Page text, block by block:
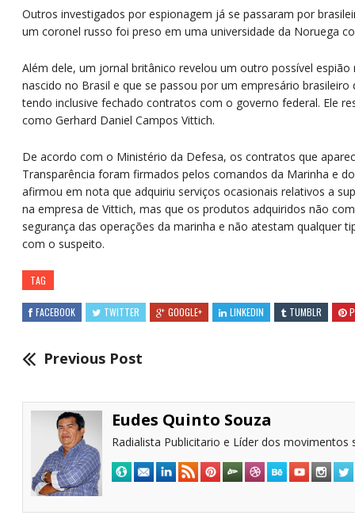
Outros investigados por espionagem já se passaram por
um coronel russo foi preso em uma universidade da Noruega
Além dele, um jornal britânico revelou um outro possível espião
nascido no Brasil e que se passou por um empresário
tendo inclusive fechado contratos com o governo federal. Ele
como Gerhard Daniel Campos Vittich.
De acordo com o Ministério da Defesa, os contratos que
Transparência foram firmados pelos comandos da Marinha e
afirmou em nota que adquiriu serviços ocasionais relativos a
na empresa de Vittich, mas que os produtos adquiridos não
segurança das operações da marinha e não atestam qualquer
com o suspeito.
TAG
FACEBOOK TWITTER GOOGLE+ LINKEDIN TUMBLR
Previous Post
Eudes Quinto Souza
Radialista Publicitario e Líder dos movimentos